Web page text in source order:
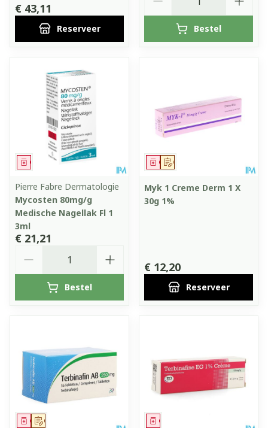
€ 43,11
Reserveer Bestel
Geneesmiddel
Pierre Fabre Dermatologie
Mycosten 80mg/g
Medische Nagellak Fl 1
3ml
€ 21,21
Bestel
Op voorschrift
Geneesmiddel
Myk 1 Creme Derm 1 X
30g 1%
€ 12,20
Reserveer
Op voorschrift
Geneesmiddel Geneesmiddel